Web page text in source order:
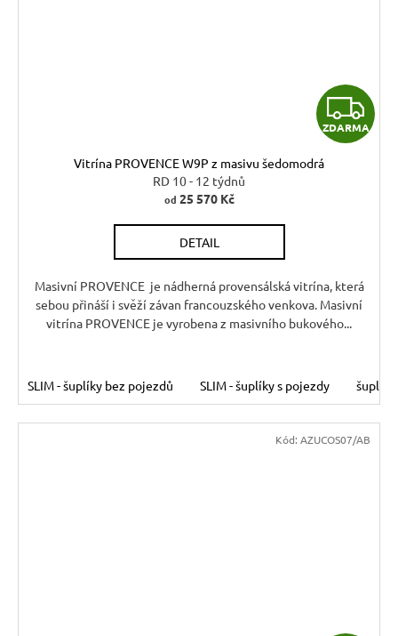
Z
D
A
ZDARMA
Vitrína PROVENCE W9P z masivu šedomodrá
RD 10 - 12 týdnů
od 25 570 Kč
DETAIL
Masivní PROVENCE je nádherná provensálská vitrína, která
sebou přináší i svěží závan francouzského venkova. Masivní
vitrína PROVENCE je vyrobena z masivního bukového...
SLIM - šuplíky bez pojezdů SLIM - šuplíky s pojezdy
Kód: AZUCOS07/AB